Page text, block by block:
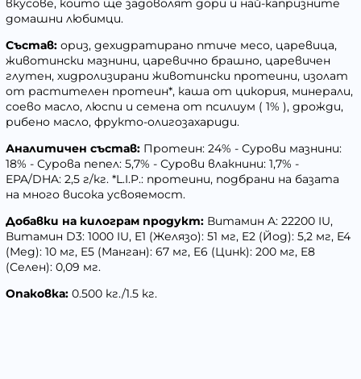
вкусове, които ще задоволят дори и най-капризните
домашни любимци.
Състав: ориз, дехидратирано птиче месо, царевица,
животински мазнини, царевично брашно, царевичен
глутен, хидролизирани животински протеини, изолат
от растителен протеин*, каша от цикория, минерали,
соево масло, люспи и семена от псилиум ( 1% ), дрожди,
рибено масло, фрукто-олигозахариди.
Аналитичен състав: Протеин: 24% - Сурови мазнини:
18% - Сурова пепел: 5,7% - Сурови влакнини: 1,7% -
EPA/DHA: 2,5 г/кг. *L.I.P.: протеини, подбрани на базата
на много висока усвояемост.
Добавки на килограм продукт: Витамин A: 22200 IU,
Витамин D3: 1000 IU, E1 (Желязо): 51 мг, E2 (Йод): 5,2 мг, E4
(Мед): 10 мг, E5 (Манган): 67 мг, E6 (Цинк): 200 мг, E8
(Селен): 0,09 мг.
Опаковка: 0.500 кг./1.5 кг.